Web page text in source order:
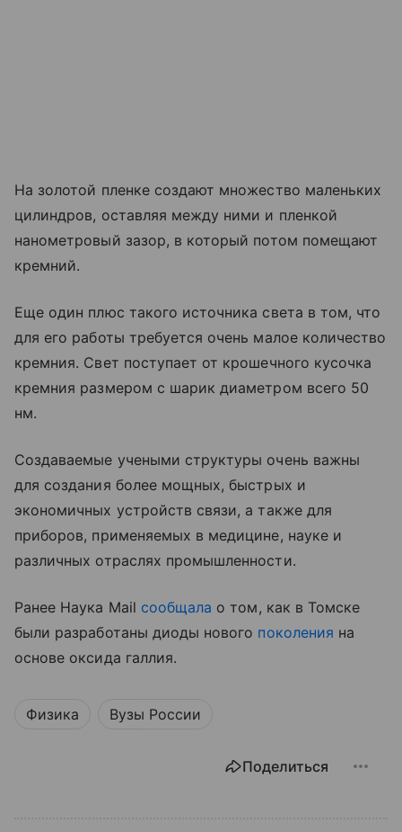
На золотой пленке создают множество маленьких
цилиндров, оставляя между ними и пленкой
нанометровый зазор, в который потом помещают
кремний.
Еще один плюс такого источника света в том, что
для его работы требуется очень малое количество
кремния. Свет поступает от крошечного кусочка
кремния размером с шарик диаметром всего 50
нм.
Создаваемые учеными структуры очень важны
для создания более мощных, быстрых и
экономичных устройств связи, а также для
приборов, применяемых в медицине, науке и
различных отраслях промышленности.
Ранее Наука Mail сообщала о том, как в Томске
были разработаны диоды нового поколения на
основе оксида галлия.
Физика Вузы России
Поделиться